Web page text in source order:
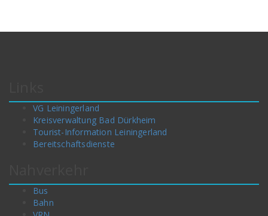
VG Leiningerland
Kreisverwaltung Bad Dürkheim
Tourist-Information Leiningerland
Bereitschaftsdienste
Bus
Bahn